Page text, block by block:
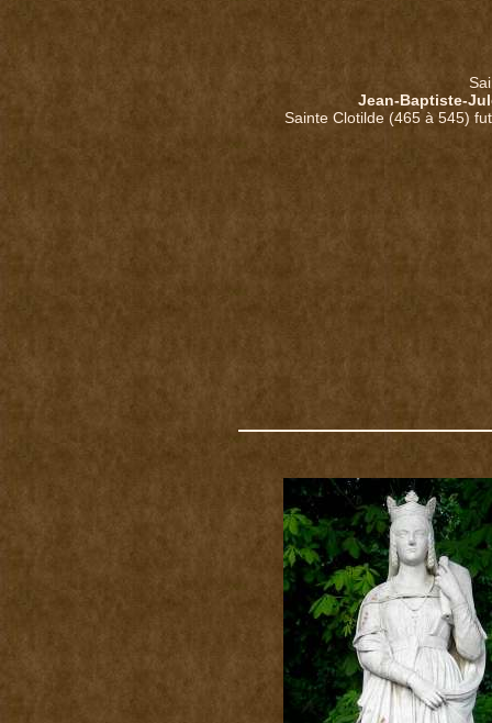
Jean-Baptiste-
Sainte Clotilde (465 à 545)